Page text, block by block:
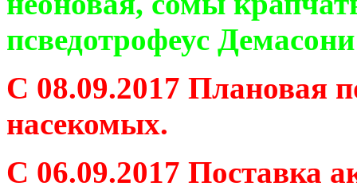
псведотрофеус
С 08.09.2017 Плановая
насекомых.
С 06.09.2017 Поставка